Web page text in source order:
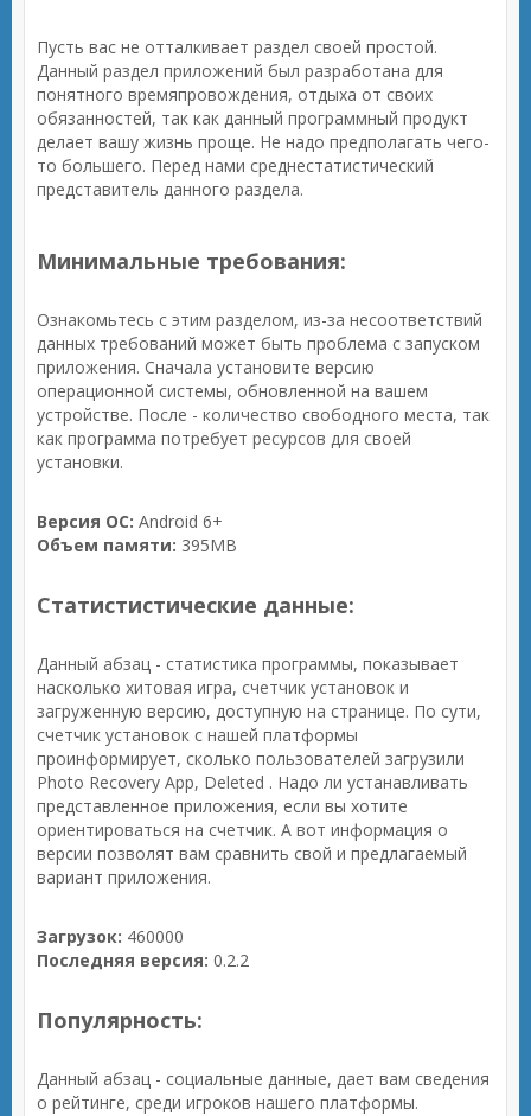
Пусть вас не отталкивает раздел своей простой.
Данный раздел приложений был разработана для
понятного времяпровождения, отдыха от своих
обязанностей, так как данный программный продукт
делает вашу жизнь проще. Не надо предполагать чего-
то большего. Перед нами среднестатистический
представитель данного раздела.
Минимальные требования:
Ознакомьтесь с этим разделом, из-за несоответствий
данных требований может быть проблема с запуском
приложения. Сначала установите версию
операционной системы, обновленной на вашем
устройстве. После - количество свободного места, так
как программа потребует ресурсов для своей
установки.
Версия ОС: Android 6+
Объем памяти: 395MB
Статистистические данные:
Данный абзац - статистика программы, показывает
насколько хитовая игра, счетчик установок и
загруженную версию, доступную на странице. По сути,
счетчик установок с нашей платформы
проинформирует, сколько пользователей загрузили
Photo Recovery App, Deleted . Надо ли устанавливать
представленное приложения, если вы хотите
ориентироваться на счетчик. А вот информация о
версии позволят вам сравнить свой и предлагаемый
вариант приложения.
Загрузок: 460000
Последняя версия: 0.2.2
Популярность:
Данный абзац - социальные данные, дает вам сведения
о рейтинге, среди игроков нашего платформы.